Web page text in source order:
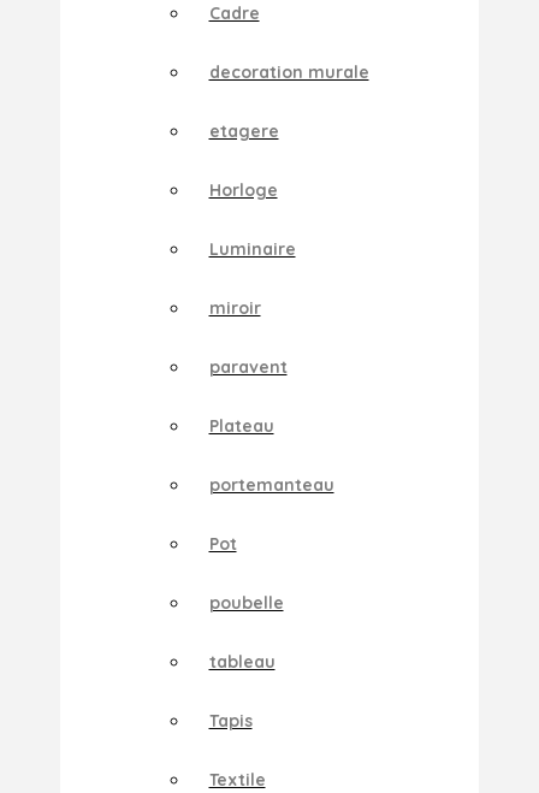
Cadre
decoration murale
etagere
Horloge
Luminaire
miroir
paravent
Plateau
portemanteau
Pot
poubelle
tableau
Tapis
Textile